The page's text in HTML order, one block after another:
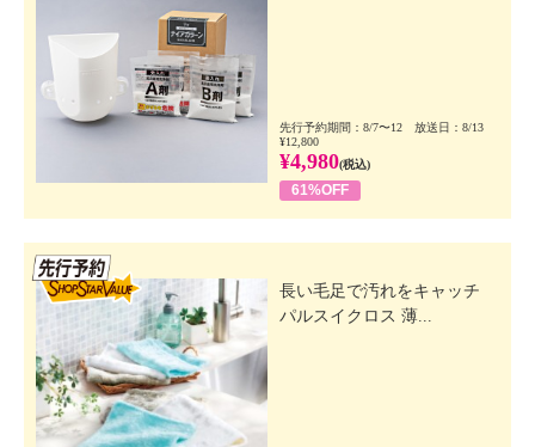
先行予約期間：8/7〜12 放送日：8/13
¥12,800
¥4,980(税込)
61%OFF
長い毛足で汚れをキャッチ
パルスイクロス 薄...